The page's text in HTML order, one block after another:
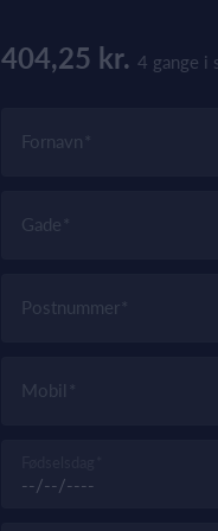
404,25 kr. 4 gange i
Fornavn
Gade
Postnummer
Mobil